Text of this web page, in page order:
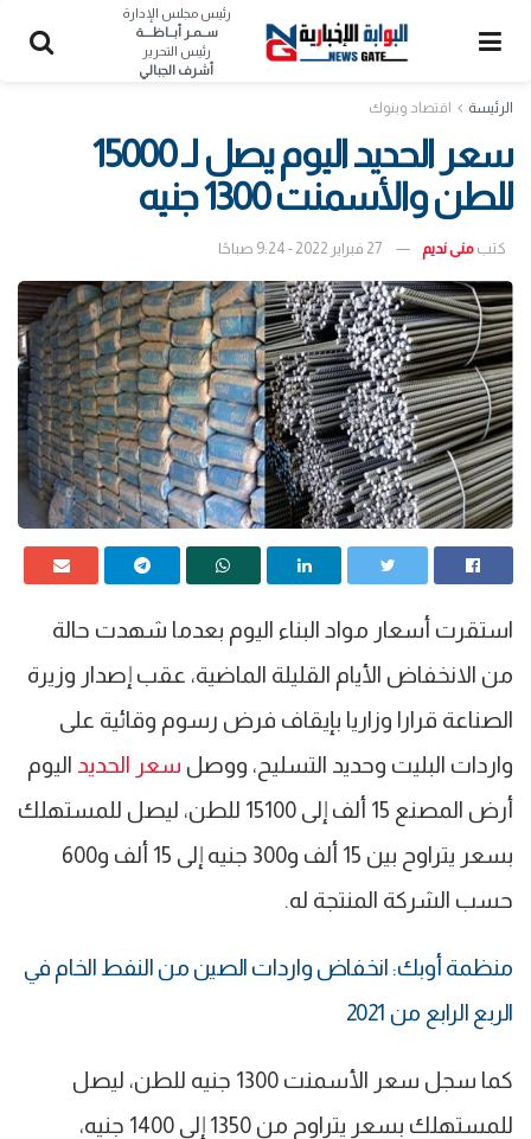
رئيس مجلس الإدارة
ســمـر أبــاظــــة
رئيس التحرير
أشرف الجبالي
الرئيسة اقتصاد وبنوك
سعر الحديد اليوم يصل لـ 15000
للطن والأسمنت 1300 جنيه
كتب منى نديم 27 فبراير 2022 - 9:24 صباحًا
استقرت أسعار مواد البناء اليوم بعدما شهدت حالة
من الانخفاض الأيام القليلة الماضية، عقب إصدار وزيرة
الصناعة قرارا وزاريا بإيقاف فرض رسوم وقائية على
واردات البليت وحديد التسليح، ووصل سعر الحديد اليوم
أرض المصنع 15 ألف إلى 15100 للطن، ليصل للمستهلك
بسعر يتراوح بين 15 ألف و300 جنيه إلى 15 ألف و600
حسب الشركة المنتجة له.
منظمة أوبك: انخفاض واردات الصين من النفط الخام في
الربع الرابع من 2021
كما سجل سعر الأسمنت 1300 جنيه للطن، ليصل
للمستهلك بسعر يتراوح من 1350 إلى 1400 جنيه،